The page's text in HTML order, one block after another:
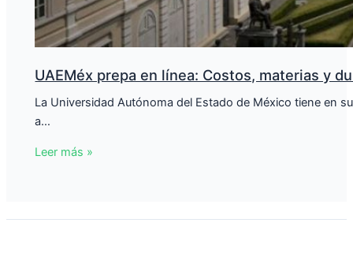
UAEMéx prepa en línea: Costos, materias y
La Universidad Autónoma del Estado de México tiene en
a…
Leer más »